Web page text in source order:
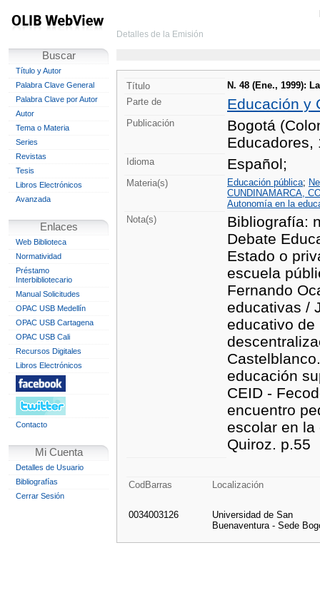
Buscar
Título y Autor
Palabra Clave General
Palabra Clave por Autor
Autor
Tema o Materia
Series
Revistas
Tesis
Libros Electrónicos
Avanzada
Enlaces
Web Biblioteca
Normatividad
Préstamo
Interbibliotecario
Manual Solicitudes
OPAC USB Medellín
OPAC USB Cartagena
OPAC USB Cali
Recursos Digitales
Libros Electrónicos
Contacto
Mi Cuenta
Detalles de Usuario
Bibliografías
Cerrar Sesión
Detalles de la Emisión
Título
N. 48 (Ene., 1999):
Parte de
Educación y
Publicación
Bogotá
Educadores,
Idioma Español;
Materia(s) Educación pública;
CUNDINAMARCA,
Autonomía en la
Nota(s)
Bibliografía:
Debate
Estado o
escuela
Fernando
educativas /
educativo de
educación
CEID -
encuentro
escolar en la
Quiroz. p.55
CodBarras Localización
0034003126
Universidad de San
Buenaventura - Sede